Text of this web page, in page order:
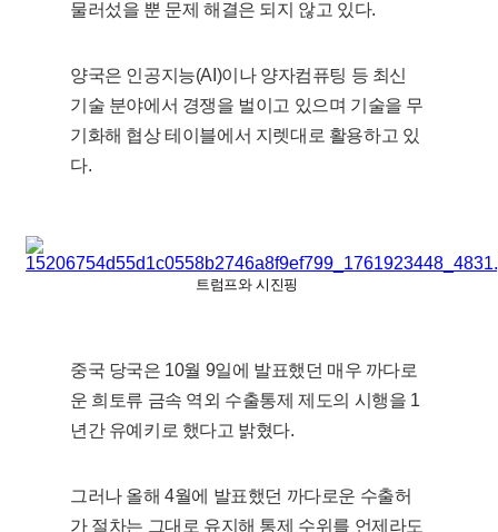
물러섰을 뿐 문제 해결은 되지 않고 있다.
양국은 인공지능(AI)이나 양자컴퓨팅 등 최신
기술 분야에서 경쟁을 벌이고 있으며 기술을 무
기화해 협상 테이블에서 지렛대로 활용하고 있
다.
트럼프와 시진핑
중국 당국은 10월 9일에 발표했던 매우 까다로
운 희토류 금속 역외 수출통제 제도의 시행을 1
년간 유예키로 했다고 밝혔다.
그러나 올해 4월에 발표했던 까다로운 수출허
가 절차는 그대로 유지해 통제 수위를 언제라도